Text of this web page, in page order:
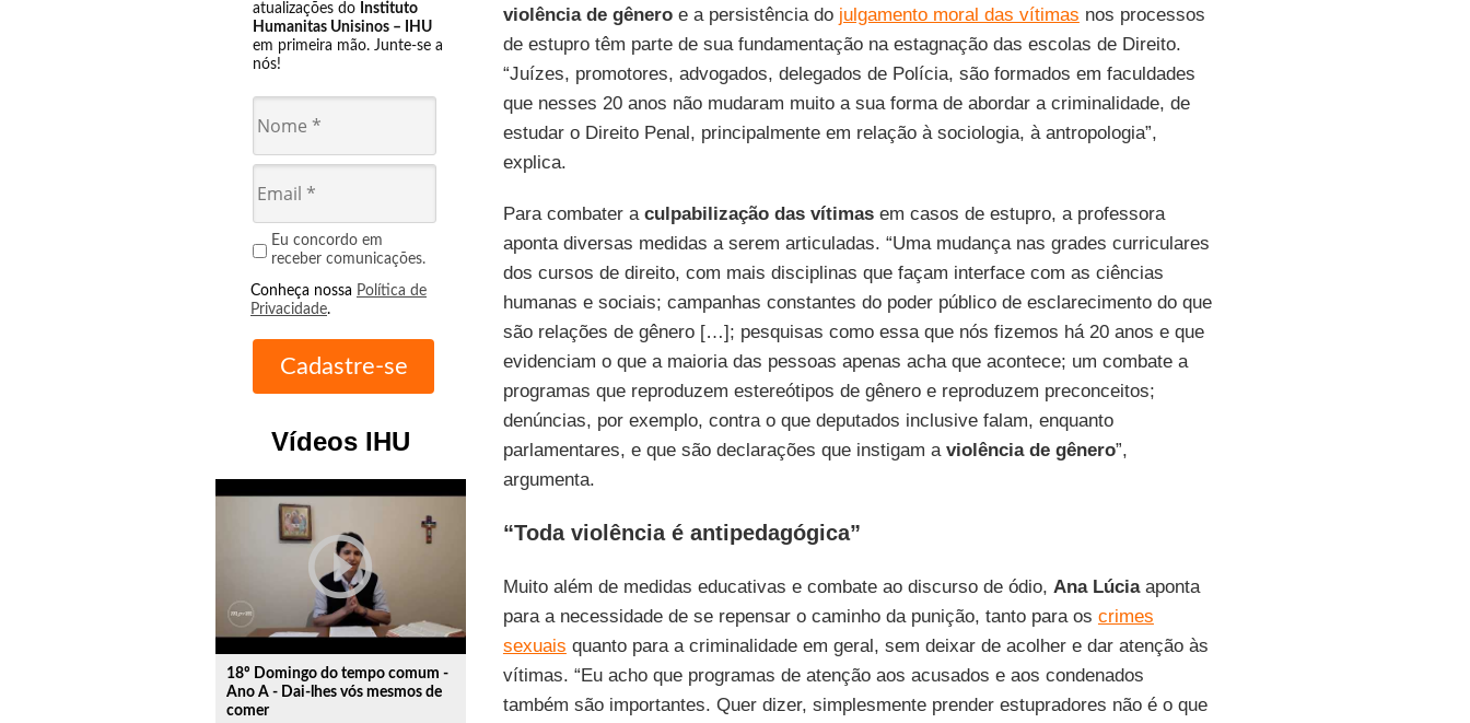
atualizações do Instituto
Humanitas Unisinos – IHU
em primeira mão. Junte-se a
nós!
Eu concordo em
receber comunicações.
Conheça nossa Política de
Privacidade.
Vídeos IHU
play_circle_outline
18º Domingo do tempo comum -
Ano A - Dai-lhes vós mesmos de
comer
violência de gêneroe a persistência do julgamento moral das vítimas nos processos
de estupro têm parte de sua fundamentação na estagnação das escolas de Direito.
“Juízes, promotores, advogados, delegados de Polícia, são formados em faculdades
que nesses 20 anos não mudaram muito a sua forma de abordar a criminalidade, de
estudar o Direito Penal, principalmente em relação à sociologia, à antropologia”,
explica.
Para combater a culpabilização das vítimasem casos de estupro, a professora
aponta diversas medidas a serem articuladas. “Uma mudança nas grades curriculares
dos cursos de direito, com mais disciplinas que façam interface com as ciências
humanas e sociais; campanhas constantes do poder público de esclarecimento do que
são relações de gênero […]; pesquisas como essa que nós fizemos há 20 anos e que
evidenciam o que a maioria das pessoas apenas acha que acontece; um combate a
programas que reproduzem estereótipos de gênero e reproduzem preconceitos;
denúncias, por exemplo, contra o que deputados inclusive falam, enquanto
parlamentares, e que são declarações que instigam aviolência de gênero”,
argumenta.
“Toda violência é antipedagógica”
Muito além de medidas educativas e combate ao discurso de ódio, Ana Lúciaaponta
para a necessidade de se repensar o caminho da punição, tanto para os crimes
sexuais quanto para a criminalidade em geral, sem deixar de acolher e dar atenção às
vítimas. “Eu acho que programas de atenção aos acusados e aos condenados
também são importantes. Quer dizer, simplesmente prender estupradores não é o que